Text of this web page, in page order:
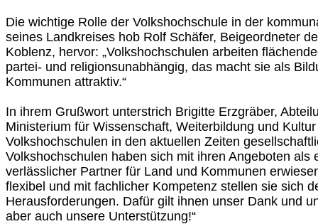
Die wichtige Rolle der Volkshochschule in der
seines Landkreises hob Rolf Schäfer, Beigeordneter
Koblenz, hervor: „Volkshochschulen arbeiten
partei- und religionsunabhängig, das macht sie als
Kommunen attraktiv.“
In ihrem Grußwort unterstrich Brigitte Erzgräber,
Ministerium für Wissenschaft, Weiterbildung und
Volkshochschulen in den aktuellen Zeiten
Volkshochschulen haben sich mit ihren Angeboten als
verlässlicher Partner für Land und Kommunen
flexibel und mit fachlicher Kompetenz stellen sie sich
Herausforderungen. Dafür gilt ihnen unser Dank und
aber auch unsere Unterstützung!“